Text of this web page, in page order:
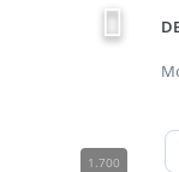
1.700